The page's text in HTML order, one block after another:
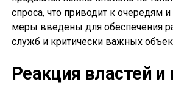
спроса, что приводит к очередям
меры введены для обеспечения
служб и критически важных
Реакция властей